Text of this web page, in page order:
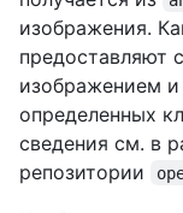
изображения.
предоставляют
изображением
определенных
сведения см. в
репозитории